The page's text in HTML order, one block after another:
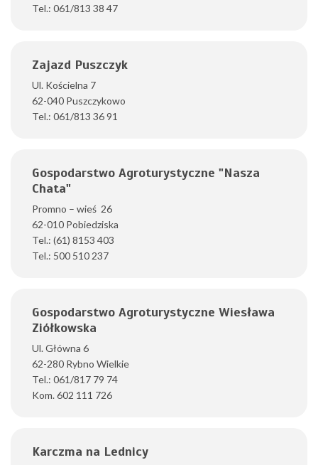
Tel.: 061/813 38 47
Zajazd Puszczyk
Ul. Kościelna 7
62-040 Puszczykowo
Tel.: 061/813 36 91
Gospodarstwo Agroturystyczne "Nasza
Chata"
Promno – wieś 26
62-010 Pobiedziska
Tel.: (61) 8153 403
Tel.: 500 510 237
Gospodarstwo Agroturystyczne Wiesława
Ziółkowska
Ul. Główna 6
62-280 Rybno Wielkie
Tel.: 061/817 79 74
Kom. 602 111 726
Karczma na Lednicy